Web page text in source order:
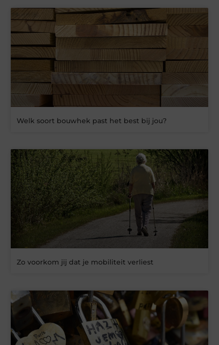
Welk soort bouwhek past het best bij jou?
Zo voorkom jij dat je mobiliteit verliest